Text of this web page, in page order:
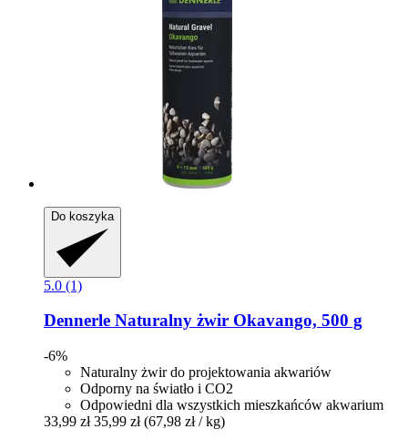
Do koszyka
5.0 (1)
Dennerle Naturalny żwir Okavango, 500 g
-6%
Naturalny żwir do projektowania akwariów
Odporny na światło i CO2
Odpowiedni dla wszystkich mieszkańców akwarium
33,99 zł 35,99 zł (67,98 zł / kg)